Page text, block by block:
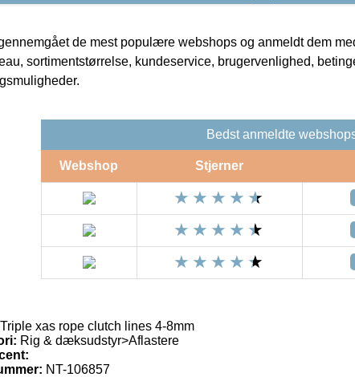
de mest populære webshops og anmeldt dem
sortimentstørrelse, kundeservice, brugervenlighed,
Bedst anmeldte
Webshop Stjerner
Triple xas rope clutch lines 4-8mm
Rig & dæksudstyr>Aflastere
NT-106857